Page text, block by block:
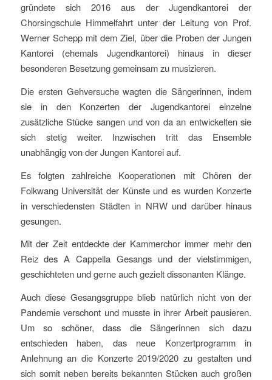
gründete sich 2016 aus der Jugendkantorei der
Chorsingschule Himmelfahrt unter der Leitung von Prof.
Werner Schepp mit dem Ziel, über die Proben der Jungen
Kantorei (ehemals Jugendkantorei) hinaus in dieser
besonderen Besetzung gemeinsam zu musizieren.
Die ersten Gehversuche wagten die Sängerinnen, indem
sie in den Konzerten der Jugendkantorei einzelne
zusätzliche Stücke sangen und von da an entwickelten sie
sich stetig weiter. Inzwischen tritt das Ensemble
unabhängig von der Jungen Kantorei auf.
Es folgten zahlreiche Kooperationen mit Chören der
Folkwang Universität der Künste und es wurden Konzerte
in verschiedensten Städten in NRW und darüber hinaus
gesungen.
Mit der Zeit entdeckte der Kammerchor immer mehr den
Reiz des A Cappella Gesangs und der vielstimmigen,
geschichteten und gerne auch gezielt dissonanten Klänge.
Auch diese Gesangsgruppe blieb natürlich nicht von der
Pandemie verschont und musste in ihrer Arbeit pausieren.
Um so schöner, dass die Sängerinnen sich dazu
entschieden haben, das neue Konzertprogramm in
Anlehnung an die Konzerte 2019/2020 zu gestalten und
sich somit neben bereits bekannten Stücken auch großen